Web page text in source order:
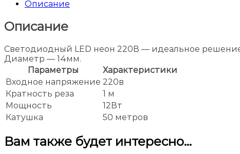
Описание
Описание
Светодиодный LED неон 220В — идеальное
Диаметр — 14мм.
Параметры
Характеристики
Входное напряжение 220в
Кратность реза
1 м
Мощность
12Вт
Катушка
50 метров
Вам также будет интересно…